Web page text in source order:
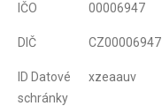
IČO 00006947
DIČ CZ00006947
ID Datové
schránky
xzeaauv